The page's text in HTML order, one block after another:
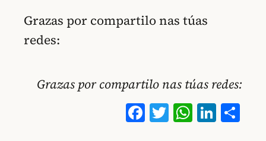
Grazas por compartilo nas túas
redes:
Grazas por compartilo nas túas redes:
Facebook
Twitter